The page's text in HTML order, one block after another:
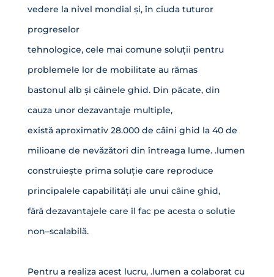
vedere la nivel mondial și, în ciuda tuturor
progreselor
tehnologice, cele mai comune soluții pentru
problemele lor de mobilitate au rămas
bastonul alb și câinele ghid. Din păcate, din
cauza unor dezavantaje multiple,
există aproximativ 28.000 de câini ghid la 40 de
milioane de nevăzători din întreaga lume. .lumen
construiește prima soluție care reproduce
principalele capabilități ale unui câine ghid,
fără dezavantajele care îl fac pe acesta o soluție
non–scalabilă.
Pentru a realiza acest lucru, .lumen a colaborat cu